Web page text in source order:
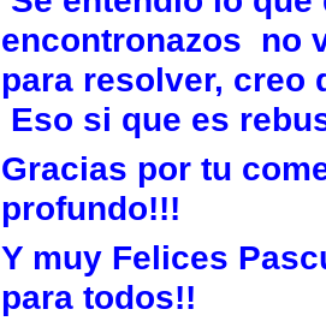
encontronazos no
para resolver, creo
Eso si que es
Gracias por tu
profundo!!!
Y muy Felices
para todos!!